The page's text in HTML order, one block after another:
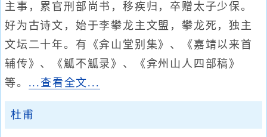
主事，累官刑部尚书，移疾归，卒赠太子少保。
好为古诗文，始于李攀龙主文盟，攀龙死，独主
文坛二十年。有《弇山堂别集》、《嘉靖以来首
辅传》、《觚不觚录》、《弇州山人四部稿》
等。 ...查看全文...
杜甫